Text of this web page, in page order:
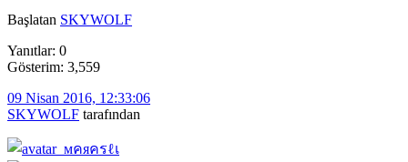
Başlatan SKYWOLF
Yanıtlar: 0
Gösterim: 3,559
09 Nisan 2016, 12:33:06
SKYWOLF tarafından